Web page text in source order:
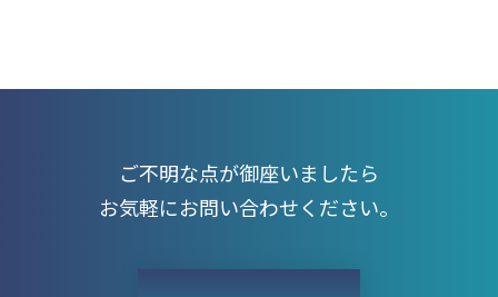
ご不明な点が御座いましたら
お気軽にお問い合わせください。